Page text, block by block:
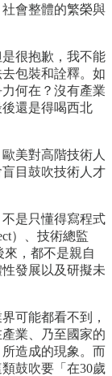
會整體的繁榮與
很抱歉，我不能
包裝和詮釋。如
何在？沒有產業
還是得喝西北
美對高階技術人
目鼓吹技術人才
是只懂得寫程式
）、技術總監
來，都不是親自
發展以及研擬未
可能都看不到，
業、乃至國家的
造成的現象。而
鼓吹要「在30歲